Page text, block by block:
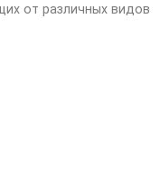
от различных видов